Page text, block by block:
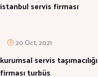
istanbul servis firması
20 Oct, 2021
kurumsal servis taşımacılığı
firması turbüs